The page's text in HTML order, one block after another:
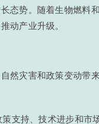
态势。随着生物燃料
动产业升级。
然灾害和政策变动带
支持、技术进步和市